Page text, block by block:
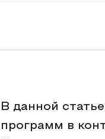
В данной
программ в